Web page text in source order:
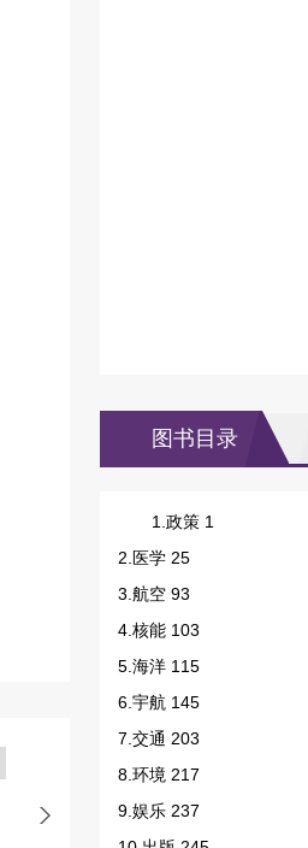
图书目录
1.政策 1
2.医学 25
3.航空 93
4.核能 103
5.海洋 115
6.宇航 145
7.交通 203
8.环境 217
9.娱乐 237